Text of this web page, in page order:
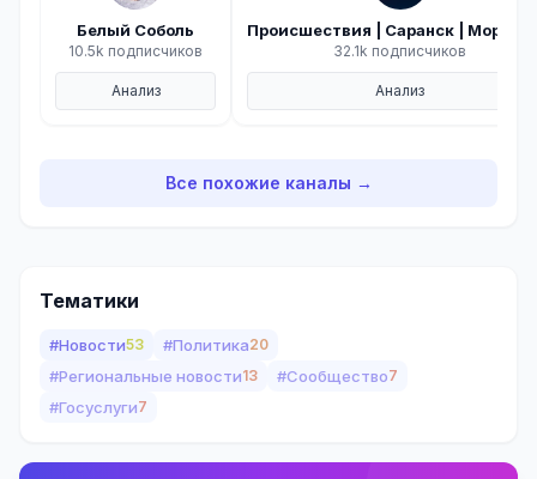
Белый Соболь
10.5k подписчиков
Анализ
Происшествия | Саранск |
32.1k подписчиков
Анализ
Все похожие каналы →
Тематики
#Новости53 #Политика20
#Региональные новости13 #Сообщество7
#Госуслуги7